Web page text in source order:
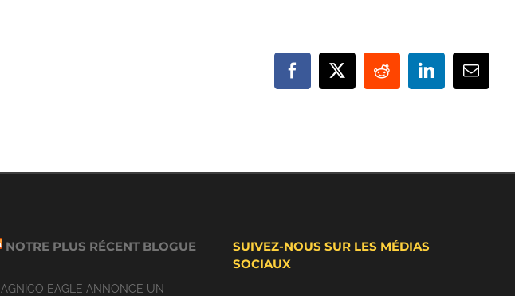
Facebook
X RedditLinkedInEmail
NOTRE PLUS RÉCENT BLOGUE
AGNICO EAGLE ANNONCE UN
SUIVEZ-NOUS SUR LES MÉDIAS
SOCIAUX